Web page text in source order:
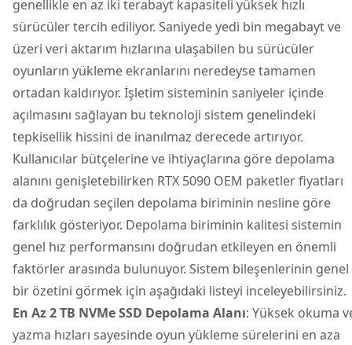
genellikle en az iki terabayt kapasiteli yüksek hızlı
sürücüler tercih ediliyor. Saniyede yedi bin megabayt ve
üzeri veri aktarım hızlarına ulaşabilen bu sürücüler
oyunların yükleme ekranlarını neredeyse tamamen
ortadan kaldırıyor. İşletim sisteminin saniyeler içinde
açılmasını sağlayan bu teknoloji sistem genelindeki
tepkisellik hissini de inanılmaz derecede artırıyor.
Kullanıcılar bütçelerine ve ihtiyaçlarına göre depolama
alanını genişletebilirken RTX 5090 OEM paketler fiyatları
da doğrudan seçilen depolama biriminin nesline göre
farklılık gösteriyor. Depolama biriminin kalitesi sistemin
genel hız performansını doğrudan etkileyen en önemli
faktörler arasında bulunuyor. Sistem bileşenlerinin genel
bir özetini görmek için aşağıdaki listeyi inceleyebilirsiniz.
En Az 2 TB NVMe SSD Depolama Alanı: Yüksek okuma
yazma hızları sayesinde oyun yükleme sürelerini en aza